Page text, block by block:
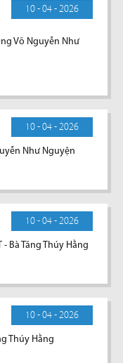
10 - 04 - 2026
Võ Nguyễn Như
10 - 04 - 2026
Như Nguyện
10 - 04 - 2026
Bà Tăng Thúy Hằng
10 - 04 - 2026
Thúy Hằng